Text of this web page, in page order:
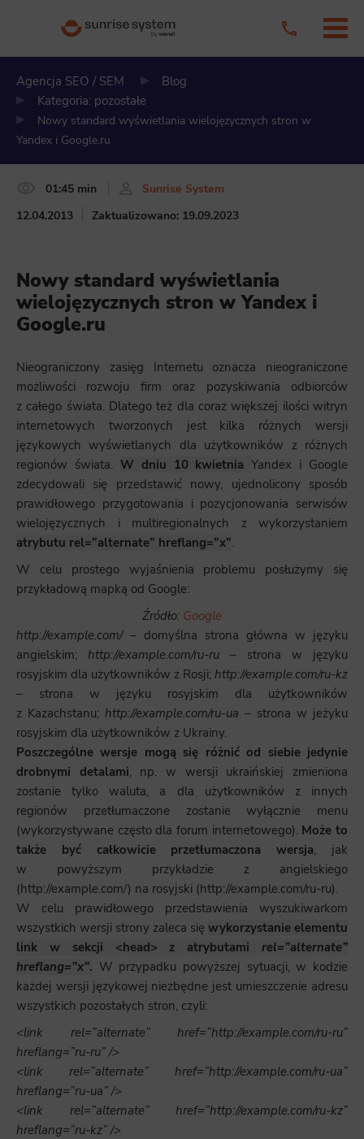
Agencja SEO / SEM
Blog
Kategoria: pozostałe
Nowy standard wyświetlania wielojęzycznych stron w
Yandex i Google.ru
01:45 min
Sunrise System
12.04.2013
Zaktualizowano: 19.09.2023
Nowy standard wyświetlania
wielojęzycznych stron w Yandex i
Google.ru
Nieograniczony zasięg Internetu oznacza nieograniczone
możliwości rozwoju firm oraz pozyskiwania odbiorców
z całego świata. Dlatego też dla coraz większej ilości witryn
internetowych tworzonych jest kilka różnych wersji
językowych wyświetlanych dla użytkowników z różnych
regionów świata. W dniu 10 kwietniaYandex i Google
zdecydowali się przedstawić nowy, ujednolicony sposób
prawidłowego przygotowania i pozycjonowania serwisów
wielojęzycznych i multiregionalnych z wykorzystaniem
atrybutu rel=”alternate” hreflang=”x”.
W celu prostego wyjaśnienia problemu posłużymy się
przykładową mapką od Google:
Źródło: Google
http://example.com/– domyślna strona główna w języku
angielskim; http://example.com/ru-ru – strona w języku
rosyjskim dla użytkowników z Rosji; http://example.com/ru-kz
– strona w języku rosyjskim dla użytkowników
z Kazachstanu; http://example.com/ru-ua – strona w jeżyku
rosyjskim dla użytkowników z Ukrainy.
Poszczególne wersje mogą się różnić od siebie jedynie
drobnymi detalami, np. w wersji ukraińskiej zmieniona
zostanie tylko waluta, a dla użytkowników z innych
regionów przetłumaczone zostanie wyłącznie menu
(wykorzystywane często dla forum internetowego). Może to
także być całkowicie przetłumaczona wersja, jak
w powyższym przykładzie z angielskiego
(http://example.com/) na rosyjski (http://example.com/ru-ru).
W celu prawidłowego przedstawienia wyszukiwarkom
wszystkich wersji strony zaleca się wykorzystanie elementu
link w sekcji <head> z atrybutami rel=”alternate”
hreflang=”x”. W przypadku powyższej sytuacji, w kodzie
każdej wersji językowej niezbędne jest umieszczenie adresu
wszystkich pozostałych stron, czyli:
<link rel=”alternate” href=”http://example.com/ru-ru”
hreflang=”ru-ru” />
<link rel=”alternate” href=”http://example.com/ru-ua”
hreflang=”ru-ua” />
<link rel=”alternate” href=”http://example.com/ru-kz”
hreflang=”ru-kz” />